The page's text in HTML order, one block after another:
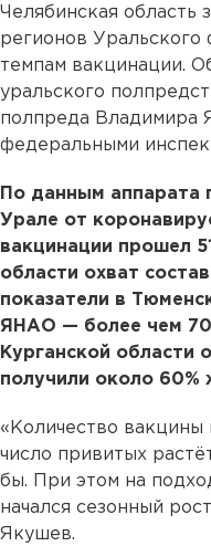
Челябинская область
регионов Уральского
темпам вакцинации.
уральского
полпреда Владимира
федеральными
По данным аппарата
Урале от
вакцинации прошел
области охват
показатели в
ЯНАО — более чем
Курганской области
получили около 60%
«Количество вакцины
число привитых
бы. При этом на
начался сезонный
Якушев.